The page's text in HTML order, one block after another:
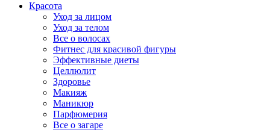
Красота
Уход за лицом
Уход за телом
Все о волосах
Фитнес для красивой фигуры
Эффективные диеты
Целлюлит
Здоровье
Макияж
Маникюр
Парфюмерия
Все о загаре